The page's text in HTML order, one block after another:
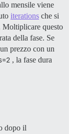
mensile viene
iterations che si
Moltiplicare questo
della fase. Se
prezzo con un
, la fase dura
dopo il